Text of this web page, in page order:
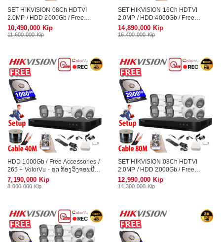
SET HIKVISION 08Ch HDTVI
2.0MP / HDD 2000Gb / Free
Accessories / 265 + ເທກໂນໂລຢີ
ໃຫມ່ ເກັບຂໍມູ່ນໄດ້ຫລາຍກ່ວາ
10,490,000 Kip
11,600,000 Kip
SET HIKVISION 16Ch HDTVI
2.0MP / HDD 4000Gb / Free
Accessories / 265 + ເທກໂນໂລຢີ
ໃຫມ່ ເກັບຂໍມູ່ນໄດ້ຫລາຍກ່ວາ
14,890,000 Kip
16,400,000 Kip
HDD 1000Gb / Free Accessories /
265 + VolorVu - ຊູດ ກ້ອງວົງຈອນປີດ
ອັດສຽງໄດ້ ເປັນສີ 24 ຊົ່ວໂມງ
7,190,000 Kip
8,000,000 Kip
SET HIKVISION 08Ch HDTVI
2.0MP / HDD 2000Gb / Free
Accessories / 265 + VolorVu - ຊູດ
ກ້ອງວົງຈອນປີດ ອັດສຽງໄດ້ ເປັນສີ 24
12,990,000 Kip
14,300,000 Kip